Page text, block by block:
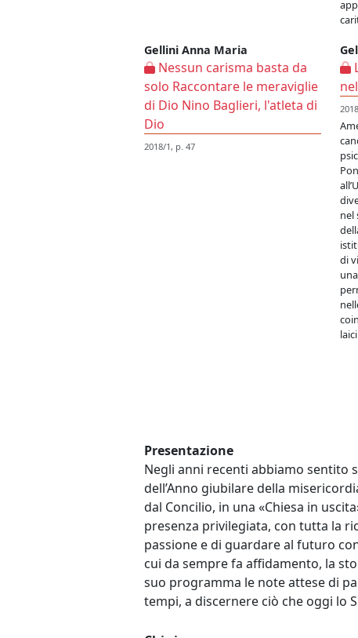
Gellini Anna Maria
Nessun carisma basta da
solo Raccontare le meraviglie
di Dio Nino Baglieri, l'atleta di
Dio
2018/1, p. 47
nel
di
laici
Presentazione
Negli anni recenti abbiamo sentito
dell’Anno giubilare della
dal Concilio, in una «Chiesa in
presenza privilegiata, con tutta la
passione e di guardare al futuro
cui da sempre fa affidamento, la
suo programma le note attese di
tempi, a discernere ciò che oggi lo